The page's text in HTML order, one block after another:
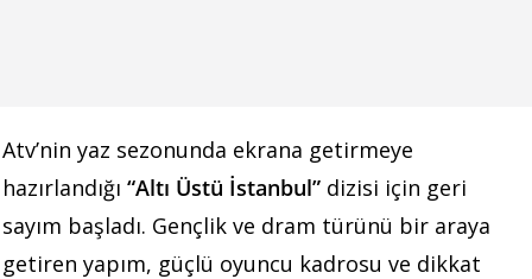
Atv’nin yaz sezonunda ekrana getirmeye
hazırlandığı “Altı Üstü İstanbul” dizisi için geri
sayım başladı. Gençlik ve dram türünü bir araya
getiren yapım, güçlü oyuncu kadrosu ve dikkat